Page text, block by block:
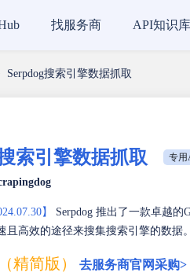
找服务商 API知识库
Serpdog搜索引擎数据抓取
索引擎数据抓取 专用
】
Serpdog 推出了一款卓越
且高效的途径来搜集搜索引擎的数据
精简版） 去服务商官网采购>